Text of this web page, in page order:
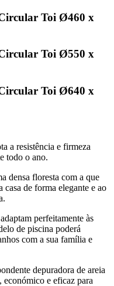
Toi Ø460 x
Toi Ø550 x
Toi Ø640 x
a resistência e firmeza
todo o ano.
densa floresta com a que
casa de forma elegante e ao
perfeitamente às
de piscina poderá
com a sua família e
depuradora de areia
económico e eficaz para